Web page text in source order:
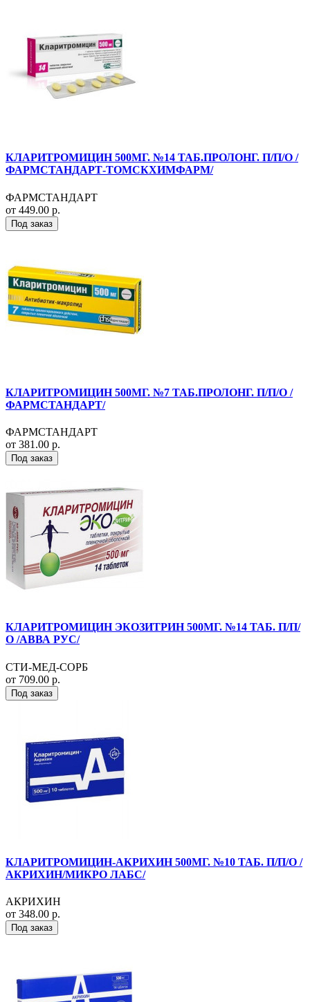
КЛАРИТРОМИЦИН 500МГ. №14 ТАБ.ПРОЛОНГ. П/П/О /
ФАРМСТАНДАРТ-ТОМСКХИМФАРМ/
ФАРМСТАНДАРТ
от 449.00 р.
Под заказ
КЛАРИТРОМИЦИН 500МГ. №7 ТАБ.ПРОЛОНГ. П/П/О /
ФАРМСТАНДАРТ/
ФАРМСТАНДАРТ
от 381.00 р.
Под заказ
КЛАРИТРОМИЦИН ЭКОЗИТРИН 500МГ. №14 ТАБ. П/П/
О /АВВА РУС/
СТИ-МЕД-СОРБ
от 709.00 р.
Под заказ
КЛАРИТРОМИЦИН-АКРИХИН 500МГ. №10 ТАБ. П/П/О /
АКРИХИН/МИКРО ЛАБС/
АКРИХИН
от 348.00 р.
Под заказ